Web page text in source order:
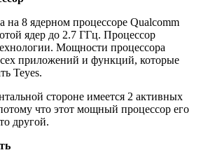
на 8 ядерном процессоре Qualcomm
ядер до 2.7 ГГц. Процессор
Мощности процессора
приложений и функций, которые
Teyes.
стороне имеется 2 активных
что этот мощный процессор его
другой.